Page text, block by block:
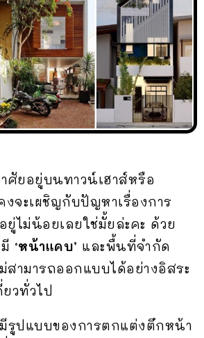
ยอยู่บนทาวน์เฮาส์หรือ
จะเผชิญกับปัญหาเรื่องการ
ไม่น้อยเลยใช่มั้ยล่ะคะ ด้วย
‘หน้าแคบ’ และพื้นที่จำกัด
สามารถออกแบบได้อย่างอิสระ
วทั่วไป
รูปแบบของการตกแต่งตึกหน้า